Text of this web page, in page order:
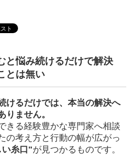
と悩み続けるだけで解決
とは無い
けるだけでは、本当の解決へ
りません。
きる経験豊かな専門家へ相談
の考え方と行動の幅が広がっ
糸口"が見つかるものです。